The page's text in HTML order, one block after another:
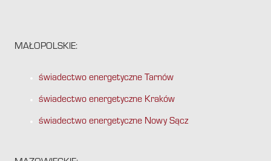
MAŁOPOLSKIE:
świadectwo energetyczne Tarnów
świadectwo energetyczne Kraków
świadectwo energetyczne Nowy Sącz